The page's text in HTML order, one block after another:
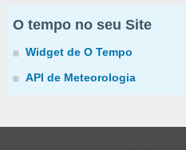
O tempo no seu Site
Widget de O Tempo
API de Meteorologia